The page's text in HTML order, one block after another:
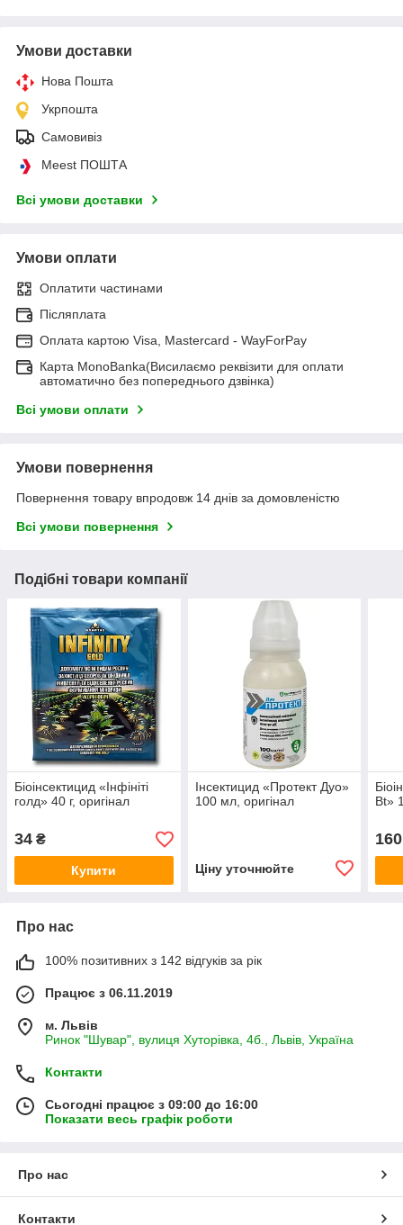
Умови доставки
Нова Пошта
Укрпошта
Самовивіз
Meest ПОШТА
Всі умови доставки
Умови оплати
Оплатити частинами
Післяплата
Оплата картою Visa, Mastercard - WayForPay
Карта MonoBanka(Висилаємо реквізити для оплати
автоматично без попереднього дзвінка)
Всі умови оплати
Умови повернення
Повернення товару впродовж 14 днів за домовленістю
Всі умови повернення
Подібні товари компанії
Біоінсектицид «Інфініті
голд» 40 г, оригінал
34 ₴
Купити
Інсектицид «Протект Дуо»
100 мл, оригінал
Ціну уточнюйте
Bt»
160
Про нас
100% позитивних з 142 відгуків за рік
Працює з 06.11.2019
м. Львів
Ринок "Шувар", вулиця Хуторівка, 4б., Львів, Україна
Контакти
Сьогодні працює з 09:00 до 16:00
Показати весь графік роботи
Про нас
Контакти